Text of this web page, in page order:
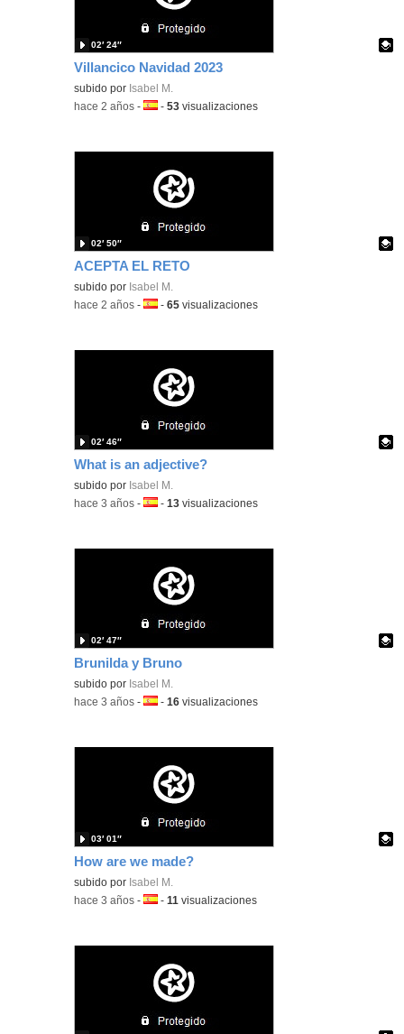
Villancico Navidad 2023
Contenido educativo.
subido por Isabel M.
02′ 24″
-hace 2 años -Idioma:
-53 visualizaciones
ACEPTA EL RETO
Contenido educativo.
subido por Isabel M.
02′ 50″
-hace 2 años -Idioma:
-65 visualizaciones
What is an adjective?
Contenido educativo.
subido por Isabel M.
02′ 46″
-hace 3 años -Idioma:
-13 visualizaciones
Brunilda y Bruno
Contenido educativo.
subido por Isabel M.
02′ 47″
-hace 3 años -Idioma:
-16 visualizaciones
How are we made?
Contenido educativo.
subido por Isabel M.
03′ 01″
-hace 3 años -Idioma:
-11 visualizaciones